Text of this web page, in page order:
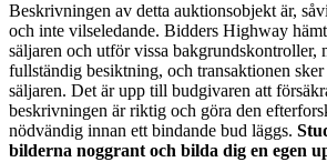
Beskrivningen av detta auktionsobjekt är,
och inte vilseledande. Bidders Highway
säljaren och utför vissa bakgrundskontroller,
fullständig besiktning, och transaktionen
säljaren. Det är upp till budgivaren att
beskrivningen är riktig och göra den
nödvändig innan ett bindande bud läggs.
bilderna noggrant och bilda dig en egen